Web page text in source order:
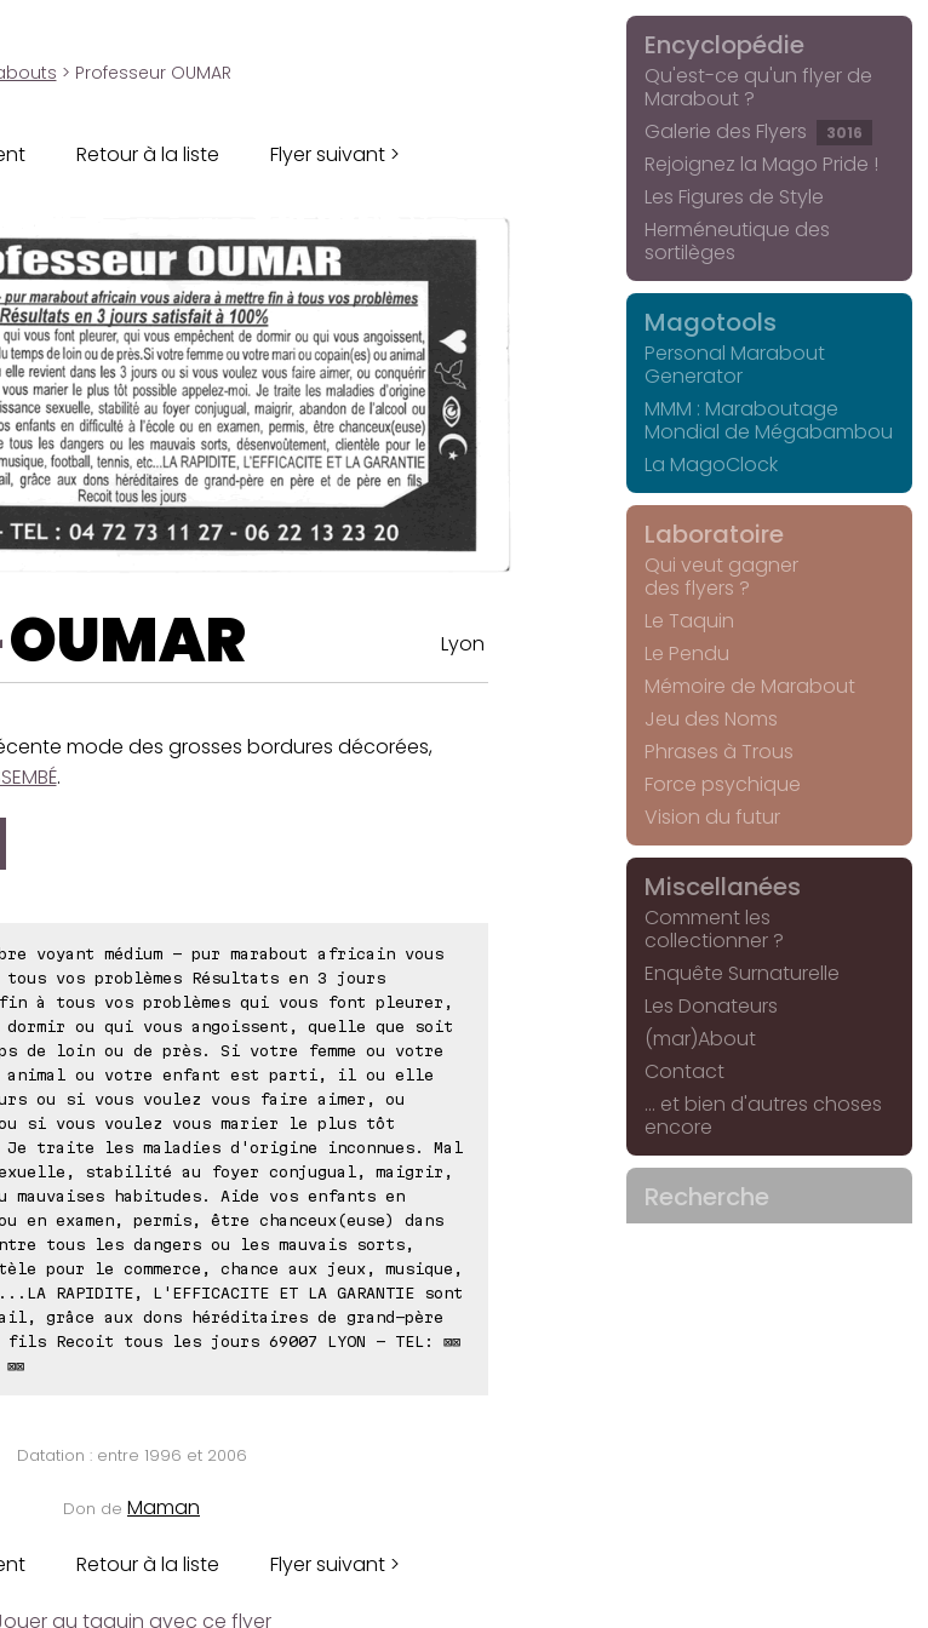
> Professeur OUMAR
Retour à la liste Flyer suivant >
OUMAR Lyon
mode des grosses bordures décorées,
.
voyant médium - pur marabout africain vous
vos problèmes Résultats en 3 jours
à tous vos problèmes qui vous font pleurer,
dormir ou qui vous angoissent, quelle que soit
de loin ou de près. Si votre femme ou votre
animal ou votre enfant est parti, il ou elle
ou si vous voulez vous faire aimer, ou
si vous voulez vous marier le plus tôt
Je traite les maladies d'origine inconnues. Mal
stabilité au foyer conjugual, maigrir,
mauvaises habitudes. Aide vos enfants en
examen, permis, être chanceux(euse) dans
tous les dangers ou les mauvais sorts,
pour le commerce, chance aux jeux, musique,
RAPIDITE, L'EFFICACITE ET LA GARANTIE sont
grâce aux dons héréditaires de grand-père
Recoit tous les jours 69007 LYON - TEL: ⊠⊠
⊠⊠
Datation : entre 1996 et 2006
Don de Maman
Retour à la liste Flyer suivant >
au taquin avec ce flyer
Encyclopédie
Qu'est-ce qu'un flyer de
Marabout ?
Galerie des Flyers
3016
Rejoignez la Mago Pride !
Les Figures de Style
Herméneutique des
sortilèges
Magotools
Personal Marabout
Generator
MMM : Maraboutage
Mondial de Mégabambou
La MagoClock
Laboratoire
Qui veut gagner
des flyers ?
Le Taquin
Le Pendu
Mémoire de Marabout
Jeu des Noms
Phrases à Trous
Force psychique
Vision du futur
Miscellanées
Comment les
collectionner ?
Enquête Surnaturelle
Les Donateurs
(mar)About
Contact
... et bien d'autres choses
encore
Recherche